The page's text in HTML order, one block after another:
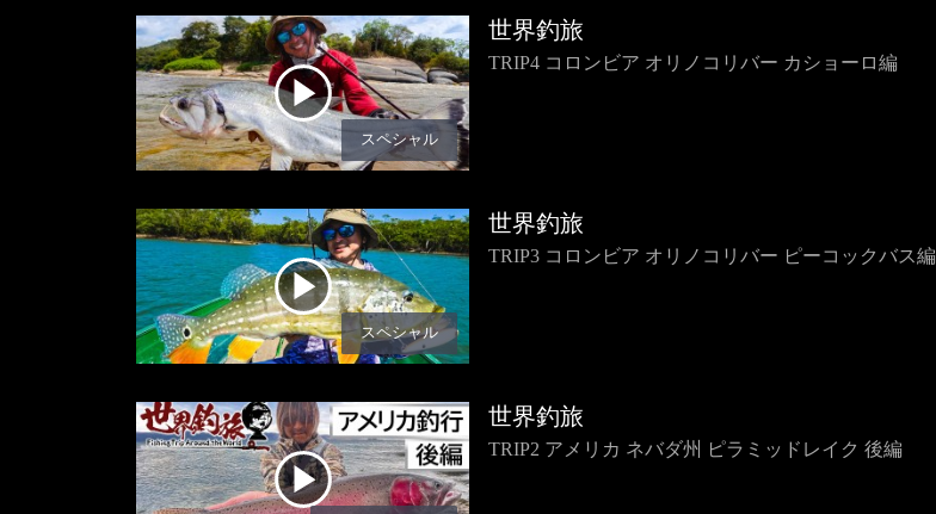
スペシャル
世界釣旅
TRIP4 コロンビア オリノコリバー カショーロ編
スペシャル
世界釣旅
TRIP3 コロンビア オリノコリバー ピーコックバス編
世界釣旅
TRIP2 アメリカ ネバダ州 ピラミッドレイク 後編